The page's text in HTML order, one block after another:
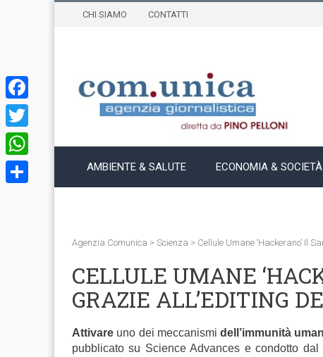
CHI SIAMO CONTATTI
AMBIENTE & SALUTE ECONOMIA & SOCIETÀ
Agenzia Comunica > Scienza > Cellule Umane ‘hackerano’ Il
CELLULE UMANE
GRAZIE ALL’EDITING
Attivare uno dei meccanismidell’immunità
pubblicato su Science Advances e condotto
Facebook
Twitter
WhatsApp